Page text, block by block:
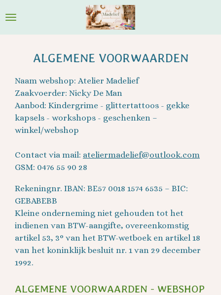
direct
naar
hoofdinhoudALGEMENE VOORWAARDEN
Naam webshop: Atelier Madelief
Zaakvoerder: Nicky De Man
Aanbod: Kindergrime - glittertattoos - gekke
kapsels - workshops - geschenken –
winkel/webshop
Contact via mail: ateliermadelief@outlook.com
GSM: 0476 55 90 28
Rekeningnr. IBAN: BE57 0018 1574 6535 – BIC:
GEBABEBB
Kleine onderneming niet gehouden tot het
indienen van BTW-aangifte, overeenkomstig
artikel 53, 3° van het BTW-wetboek en artikel 18
van het koninklijk besluit nr. 1 van 29 december
1992.
ALGEMENE VOORWAARDEN - WEBSHOP